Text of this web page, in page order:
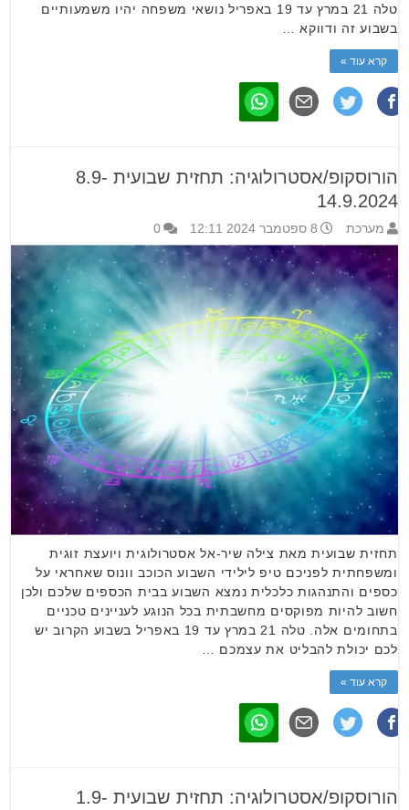
טלה 21 במרץ עד 19 באפריל נושאי משפחה יהיו משמעותיים
בשבוע זה ודווקא …
קרא עוד »
הורוסקופ/אסטרולוגיה: תחזית שבועית 8.9-
14.9.2024
מערכת 8 ספטמבר 2024 12:11 0
תחזית שבועית מאת צילה שיר-אל אסטרולוגית ויועצת זוגית
ומשפחתית לפניכם טיפ לילידי השבוע הכוכב וונוס שאחראי על
כספים והתנהגות כלכלית נמצא השבוע בבית הכספים שלכם ולכן
חשוב להיות מפוקסים מחשבתית בכל הנוגע לעניינים טכניים
בתחומים אלה. טלה 21 במרץ עד 19 באפריל בשבוע הקרוב יש
לכם יכולת להבליט את עצמכם …
קרא עוד »
הורוסקופ/אסטרולוגיה: תחזית שבועית 1.9-